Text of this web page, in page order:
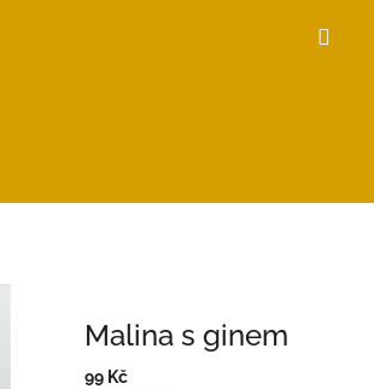
Malina s ginem
99 Kč